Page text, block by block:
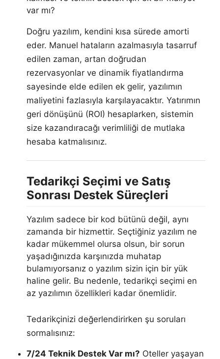
var mı?
Doğru yazılım, kendini kısa sürede amorti
eder. Manuel hataların azalmasıyla tasarruf
edilen zaman, artan doğrudan
rezervasyonlar ve dinamik fiyatlandırma
sayesinde elde edilen ek gelir, yazılımın
maliyetini fazlasıyla karşılayacaktır. Yatırımın
geri dönüşünü (ROI) hesaplarken, sistemin
size kazandıracağı verimliliği de mutlaka
hesaba katmalısınız.
Tedarikçi Seçimi ve Satış
Sonrası Destek Süreçleri
Yazılım sadece bir kod bütünü değil, aynı
zamanda bir hizmettir. Seçtiğiniz yazılım ne
kadar mükemmel olursa olsun, bir sorun
yaşadığınızda karşınızda muhatap
bulamıyorsanız o yazılım sizin için bir yük
haline gelir. Bu nedenle, tedarikçi seçimi en
az yazılımın özellikleri kadar önemlidir.
Tedarikçinizi değerlendirirken şu soruları
sormalısınız:
7/24 Teknik Destek Var mı? Oteller yaşayan